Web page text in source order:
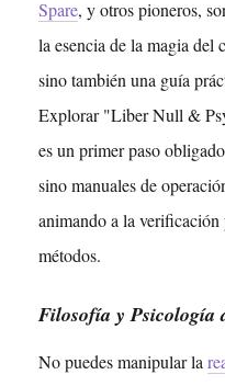
Spare, y otros pioneros,
la esencia de la magia del
sino también una guía
Explorar "Liber Null &
es un primer paso
sino manuales de
animando a la
métodos.
Filosofía y Psicología
No puedes manipular la